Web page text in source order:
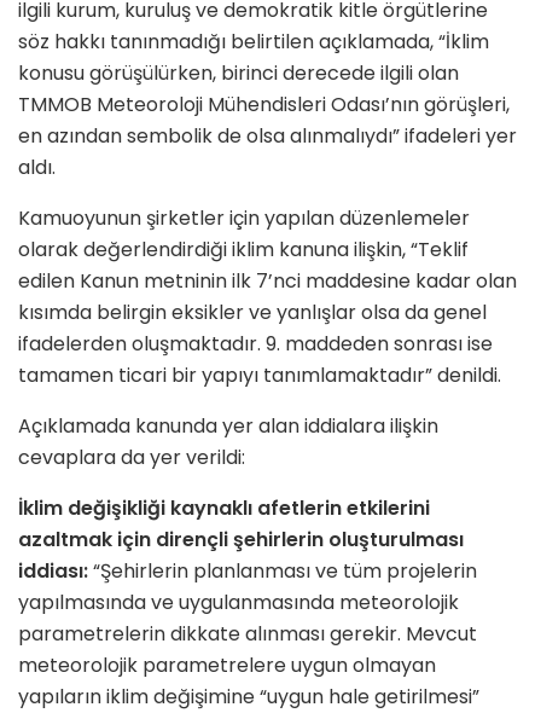
ilgili kurum, kuruluş ve demokratik kitle örgütlerine
söz hakkı tanınmadığı belirtilen açıklamada, “İklim
konusu görüşülürken, birinci derecede ilgili olan
TMMOB Meteoroloji Mühendisleri Odası’nın görüşleri,
en azından sembolik de olsa alınmalıydı” ifadeleri yer
aldı.
Kamuoyunun şirketler için yapılan düzenlemeler
olarak değerlendirdiği iklim kanuna ilişkin, “Teklif
edilen Kanun metninin ilk 7’nci maddesine kadar olan
kısımda belirgin eksikler ve yanlışlar olsa da genel
ifadelerden oluşmaktadır. 9. maddeden sonrası ise
tamamen ticari bir yapıyı tanımlamaktadır” denildi.
Açıklamada kanunda yer alan iddialara ilişkin
cevaplara da yer verildi:
İklim değişikliği kaynaklı afetlerin etkilerini
azaltmak için dirençli şehirlerin oluşturulması
iddiası:“Şehirlerin planlanması ve tüm projelerin
yapılmasında ve uygulanmasında meteorolojik
parametrelerin dikkate alınması gerekir. Mevcut
meteorolojik parametrelere uygun olmayan
yapıların iklim değişimine “uygun hale getirilmesi”